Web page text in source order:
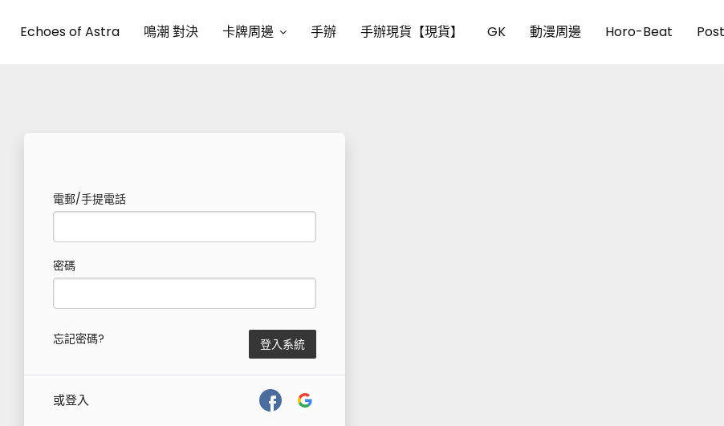
Echoes of Astra 鳴潮 對決 卡牌周邊 手辦 手辦現貨【現貨】 GK 動漫周邊 Horo-Beat Post
電郵/手提電話
密碼
忘記密碼? 登入系統
或登入